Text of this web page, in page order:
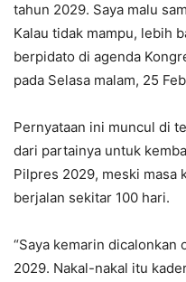
tahun 2029. Saya malu
Kalau tidak mampu, lebih
berpidato di agenda
pada Selasa malam, 25
Pernyataan ini muncul di
dari partainya untuk
Pilpres 2029, meski masa
berjalan sekitar 100 hari.
“Saya kemarin dicalonkan
2029. Nakal-nakal itu